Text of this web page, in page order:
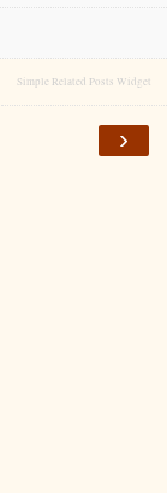
Simple Related Posts Widget
›